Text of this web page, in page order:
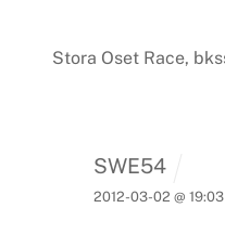
Stora Oset Race,
SWE54
2012-03-02 @ 19:03